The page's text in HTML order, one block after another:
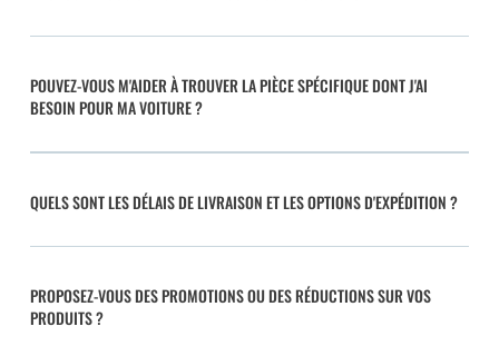
POUVEZ-VOUS M'AIDER À TROUVER LA PIÈCE SPÉCIFIQUE DONT J'AI
BESOIN POUR MA VOITURE ?
QUELS SONT LES DÉLAIS DE LIVRAISON ET LES OPTIONS D'EXPÉDITION ?
PROPOSEZ-VOUS DES PROMOTIONS OU DES RÉDUCTIONS SUR VOS
PRODUITS ?